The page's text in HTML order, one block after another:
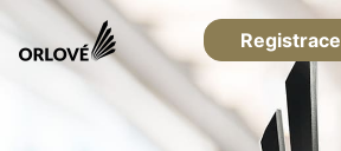
Registrace